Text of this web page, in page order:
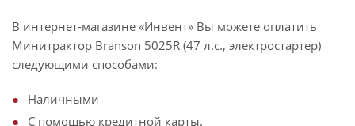
В интернет-магазине «Инвент» Вы можете оплатить
Минитрактор Branson 5025R (47 л.с., электростартер)
следующими способами:
Наличными
С помощью кредитной карты.